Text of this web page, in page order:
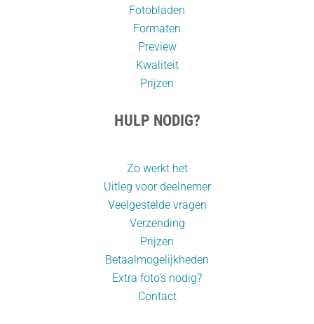
Fotobladen
Formaten
Preview
Kwaliteit
Prijzen
HULP NODIG?
Zo werkt het
Uitleg voor deelnemer
Veelgestelde vragen
Verzending
Prijzen
Betaalmogelijkheden
Extra foto’s nodig?
Contact